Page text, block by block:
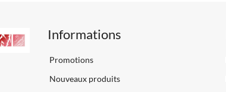
Informations
Promotions
Nouveaux produits